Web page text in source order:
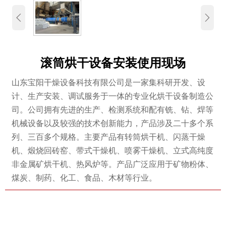
 
滚筒烘干设备安装使用现场
山东宝阳干燥设备科技有限公司是一家集科研开发、设
计、生产安装、调试服务于一体的专业化烘干设备制造公
司。公司拥有先进的生产、检测系统和配有铣、钻、焊等
机械设备以及较强的技术创新能力，产品涉及二十多个系
列、三百多个规格。主要产品有转筒烘干机、闪蒸干燥
机、煅烧回砖窑、带式干燥机、喷雾干燥机、立式高纯度
非金属矿烘干机、热风炉等。产品广泛应用于矿物粉体、
煤炭、制药、化工、食品、木材等行业。